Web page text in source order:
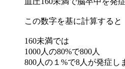
この数字を基に計算すると
160未満では
1000人の80%で800人
800人の１%で8人が発症し